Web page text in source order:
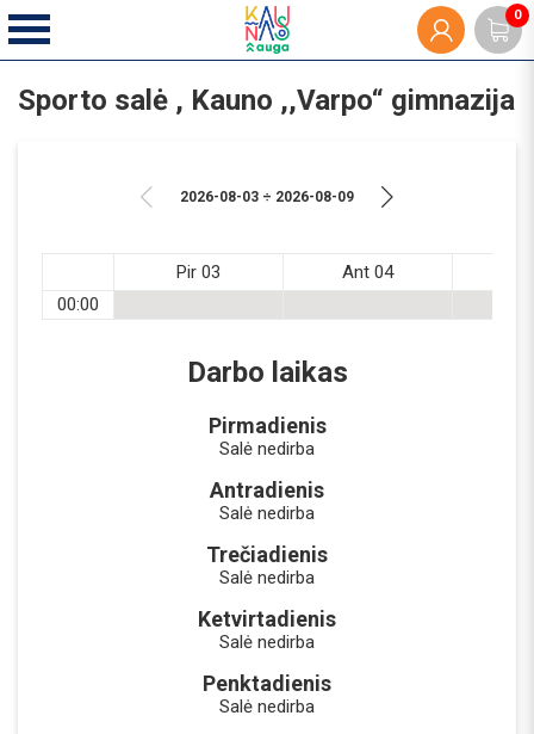
Sporto salė , Kauno ,,Varpo“ gimnazija
2026-08-03 ÷ 2026-08-09
Pir 03 Ant 04
00:00
Darbo laikas
Pirmadienis
Salė nedirba
Antradienis
Salė nedirba
Trečiadienis
Salė nedirba
Ketvirtadienis
Salė nedirba
Penktadienis
Salė nedirba
0